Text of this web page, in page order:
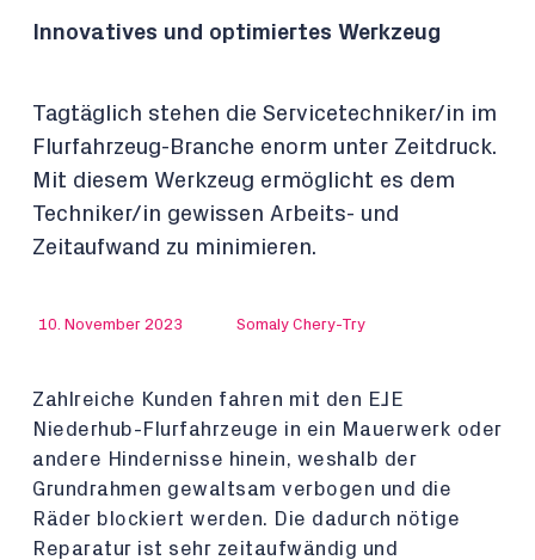
Innovatives und optimiertes Werkzeug
Tagtäglich stehen die Servicetechniker/in im
Flurfahrzeug-Branche enorm unter Zeitdruck.
Mit diesem Werkzeug ermöglicht es dem
Techniker/in gewissen Arbeits- und
Zeitaufwand zu minimieren.
10. November 2023 Somaly Chery-Try
Zahlreiche Kunden fahren mit den EJE
Niederhub-Flurfahrzeuge in ein Mauerwerk oder
andere Hindernisse hinein, weshalb der
Grundrahmen gewaltsam verbogen und die
Räder blockiert werden. Die dadurch nötige
Reparatur ist sehr zeitaufwändig und